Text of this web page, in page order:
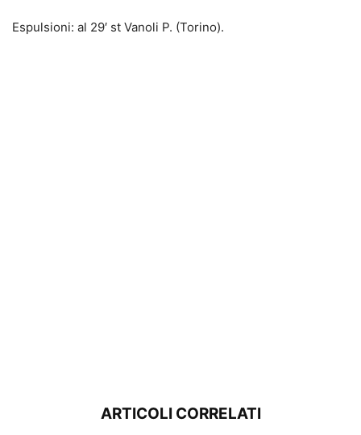
Espulsioni: al 29′ st Vanoli P. (Torino).
ARTICOLI CORRELATI